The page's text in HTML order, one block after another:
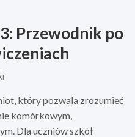
Przewodnik po
który pozwala zrozumieć
komórkowym,
Dla uczniów szkół